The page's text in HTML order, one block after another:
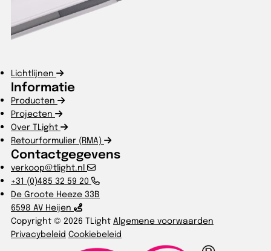
Lichtlijnen
Informatie
Producten
Projecten
Over TLight
Retourformulier (RMA)
Contactgegevens
verkoop@tlight.nl
+31 (0)485 32 59 20
De Groote Heeze 33B
6598 AV Heijen
Copyright © 2026 TLight Algemene voorwaarden
Privacybeleid Cookiebeleid